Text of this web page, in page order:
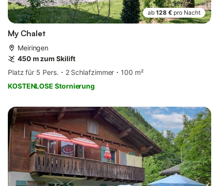
ab 128 € pro Nacht
My Chalet
Meiringen
450 m zum Skilift
Platz für 5 Pers.
2 Schlafzimmer
100 m²
KOSTENLOSE Stornierung